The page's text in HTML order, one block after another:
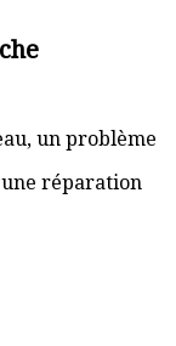
un problème
réparation